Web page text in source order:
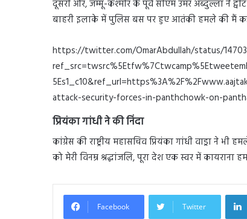
दूसरी ओर, जम्मू-कश्मीर के पूर्व सीएम उमर अब्दुल्ला ने
बाहरी इलाके में पुलिस बस पर हुए आतंकी हमले की मैं
https://twitter.com/OmarAbdullah/status/
attack-security-forces-in-panthchowk-on-
प्रियंका गांधी ने की निंदा
कांग्रेस की राष्ट्रीय महासचिव प्रियंका गांधी वाड्रा ने
को मेरी विनम्र श्रद्धांजलि, पूरा देश एक स्वर में कायराना
Facebook Twitter